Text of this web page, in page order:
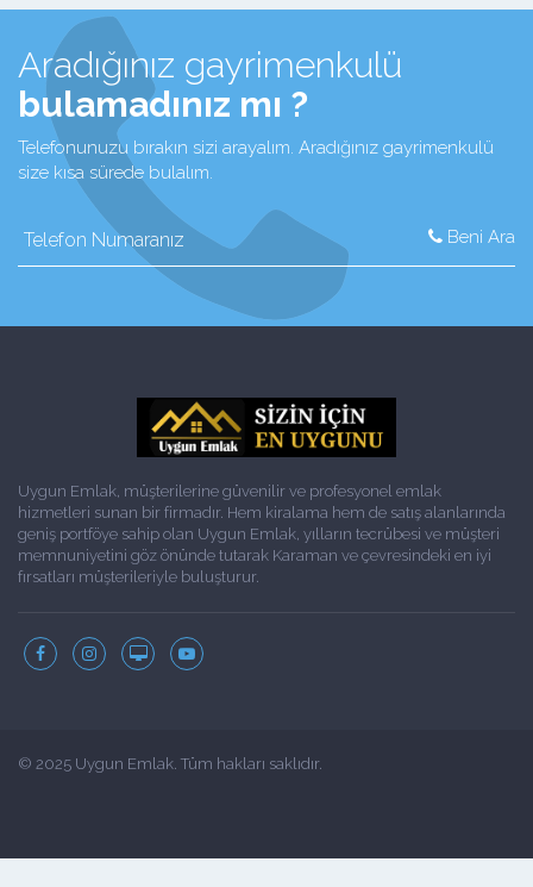
Aradığınız gayrimenkulü
bulamadınız mı ?
Telefonunuzu bırakın sizi arayalım. Aradığınız gayrimenkulü
size kısa sürede bulalım.
Beni Ara
Uygun Emlak, müşterilerine güvenilir ve profesyonel emlak
hizmetleri sunan bir firmadır. Hem kiralama hem de satış alanlarında
geniş portföye sahip olan Uygun Emlak, yılların tecrübesi ve müşteri
memnuniyetini göz önünde tutarak Karaman ve çevresindeki en iyi
fırsatları müşterileriyle buluşturur.
© 2025 Uygun Emlak. Tüm hakları saklıdır.